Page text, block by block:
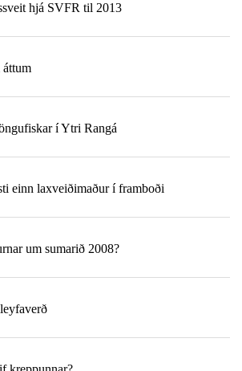
hjá SVFR til 2013
í Ytri Rangá
einn laxveiðimaður í framboði
um sumarið 2008?